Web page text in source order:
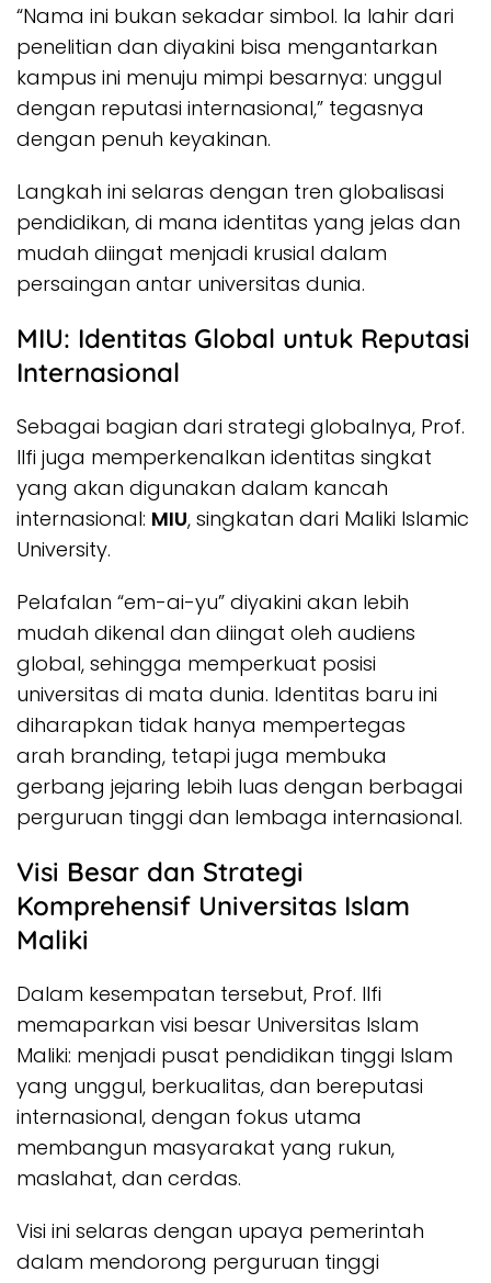
“Nama ini bukan sekadar simbol. Ia lahir dari
penelitian dan diyakini bisa mengantarkan
kampus ini menuju mimpi besarnya: unggul
dengan reputasi internasional,” tegasnya
dengan penuh keyakinan.
Langkah ini selaras dengan tren globalisasi
pendidikan, di mana identitas yang jelas dan
mudah diingat menjadi krusial dalam
persaingan antar universitas dunia.
MIU: Identitas Global untuk Reputasi
Internasional
Sebagai bagian dari strategi globalnya, Prof.
Ilfi juga memperkenalkan identitas singkat
yang akan digunakan dalam kancah
internasional: MIU, singkatan dari Maliki Islamic
University.
Pelafalan “em-ai-yu” diyakini akan lebih
mudah dikenal dan diingat oleh audiens
global, sehingga memperkuat posisi
universitas di mata dunia. Identitas baru ini
diharapkan tidak hanya mempertegas
arah branding, tetapi juga membuka
gerbang jejaring lebih luas dengan berbagai
perguruan tinggi dan lembaga internasional.
Visi Besar dan Strategi
Komprehensif Universitas Islam
Maliki
Dalam kesempatan tersebut, Prof. Ilfi
memaparkan visi besar Universitas Islam
Maliki: menjadi pusat pendidikan tinggi Islam
yang unggul, berkualitas, dan bereputasi
internasional, dengan fokus utama
membangun masyarakat yang rukun,
maslahat, dan cerdas.
Visi ini selaras dengan upaya pemerintah
dalam mendorong perguruan tinggi